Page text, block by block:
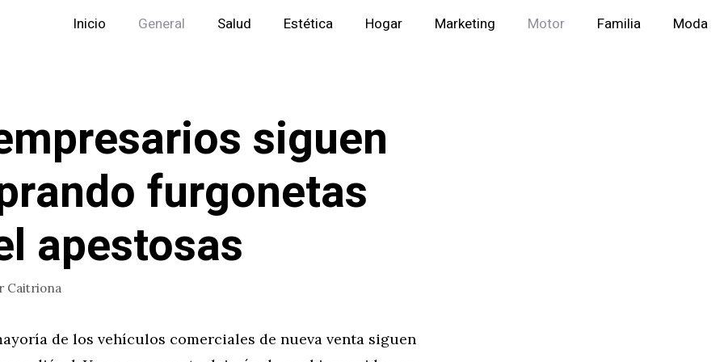
Inicio General Salud Estética Hogar Marketing Motor Familia Moda
siguen
furgonetas
apestosas
Caitriona
de los vehículos comerciales de nueva venta siguen